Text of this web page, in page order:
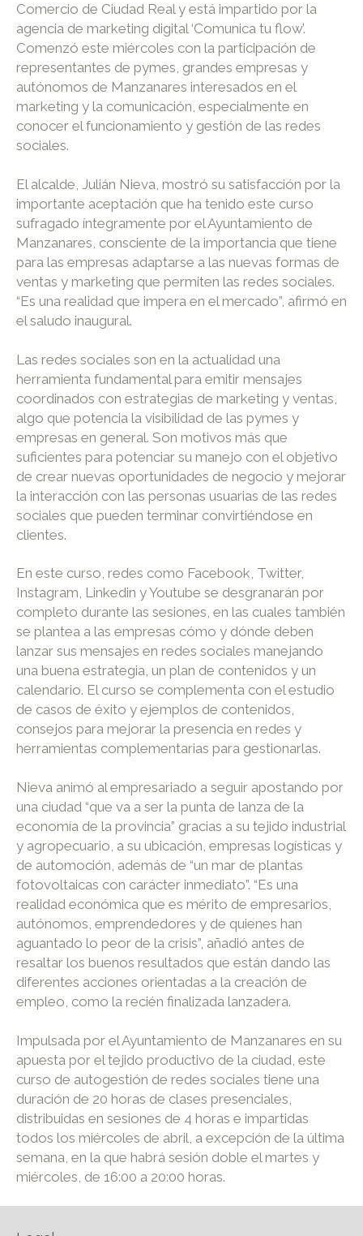
Comercio de Ciudad Real y está impartido por la
agencia de marketing digital ‘Comunica tu flow’.
Comenzó este miércoles con la participación de
representantes de pymes, grandes empresas y
autónomos de Manzanares interesados en el
marketing y la comunicación, especialmente en
conocer el funcionamiento y gestión de las redes
sociales.
El alcalde, Julián Nieva, mostró su satisfacción por la
importante aceptación que ha tenido este curso
sufragado íntegramente por el Ayuntamiento de
Manzanares, consciente de la importancia que tiene
para las empresas adaptarse a las nuevas formas de
ventas y marketing que permiten las redes sociales.
“Es una realidad que impera en el mercado”, afirmó en
el saludo inaugural.
Las redes sociales son en la actualidad una
herramienta fundamental para emitir mensajes
coordinados con estrategias de marketing y ventas,
algo que potencia la visibilidad de las pymes y
empresas en general. Son motivos más que
suficientes para potenciar su manejo con el objetivo
de crear nuevas oportunidades de negocio y mejorar
la interacción con las personas usuarias de las redes
sociales que pueden terminar convirtiéndose en
clientes.
En este curso, redes como Facebook, Twitter,
Instagram, Linkedin y Youtube se desgranarán por
completo durante las sesiones, en las cuales también
se plantea a las empresas cómo y dónde deben
lanzar sus mensajes en redes sociales manejando
una buena estrategia, un plan de contenidos y un
calendario. El curso se complementa con el estudio
de casos de éxito y ejemplos de contenidos,
consejos para mejorar la presencia en redes y
herramientas complementarias para gestionarlas.
Nieva animó al empresariado a seguir apostando por
una ciudad “que va a ser la punta de lanza de la
economía de la provincia” gracias a su tejido industrial
y agropecuario, a su ubicación, empresas logísticas y
de automoción, además de “un mar de plantas
fotovoltaicas con carácter inmediato”. “Es una
realidad económica que es mérito de empresarios,
autónomos, emprendedores y de quienes han
aguantado lo peor de la crisis”, añadió antes de
resaltar los buenos resultados que están dando las
diferentes acciones orientadas a la creación de
empleo, como la recién finalizada lanzadera.
Impulsada por el Ayuntamiento de Manzanares en su
apuesta por el tejido productivo de la ciudad, este
curso de autogestión de redes sociales tiene una
duración de 20 horas de clases presenciales,
distribuidas en sesiones de 4 horas e impartidas
todos los miércoles de abril, a excepción de la última
semana, en la que habrá sesión doble el martes y
miércoles, de 16:00 a 20:00 horas.